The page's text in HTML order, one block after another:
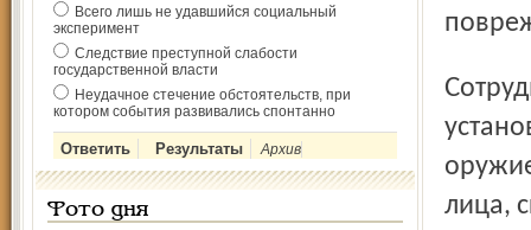
Всего лишь не удавшийся социальный
эксперимент
Следствие преступной слабости
государственной власти
Неудачное стечение обстоятельств, при
котором события развивались спонтанно
Архив
Фото дня
Сотрудники полиции провели большую работу, чтобы
лица,